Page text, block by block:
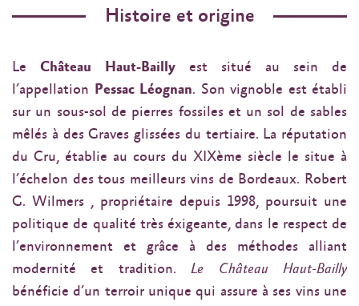
Histoire et origine
Le Château Haut-Bailly est situé au sein de
l’appellation Pessac Léognan. Son vignoble est établi
sur un sous-sol de pierres fossiles et un sol de sables
mêlés à des Graves glissées du tertiaire. La réputation
du Cru, établie au cours du XIXème siècle le situe à
l’échelon des tous meilleurs vins de Bordeaux. Robert
G. Wilmers , propriétaire depuis 1998, poursuit une
politique de qualité très éxigeante, dans le respect de
l’environnement et grâce à des méthodes alliant
modernité et tradition.Le Château Haut-Bailly
bénéficie d’un terroir unique qui assure à ses vins une